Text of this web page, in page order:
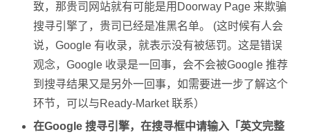
致，那贵司网站就有可能是用Doorway Page 来欺骗
搜寻引擎了，贵司已经是准黑名单。 (这时候有人会
说，Google 有收录，就表示没有被惩罚。这是错误
观念，Google 收录是一回事，会不会被Google 推荐
到搜寻结果又是另外一回事，如需要进一步了解这个
环节，可以与Ready-Market 联系）
在Google 搜寻引擎，在搜寻框中请输入「英文完整